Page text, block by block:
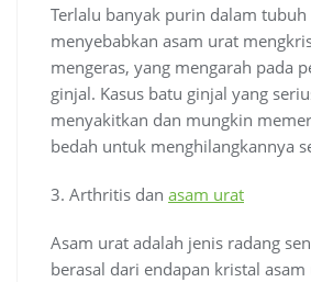
Terlalu banyak purin dalam tubuh
menyebabkan asam urat
mengeras, yang mengarah pada
ginjal. Kasus batu ginjal yang
menyakitkan dan mungkin
bedah untuk menghilangkannya
3. Arthritis dan asam urat
Asam urat adalah jenis radang
berasal dari endapan kristal